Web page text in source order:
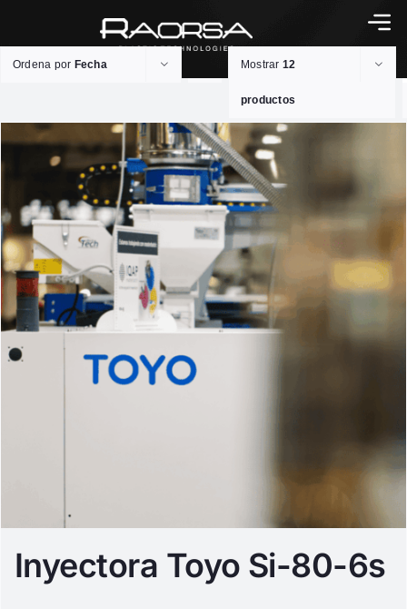
Ordena por Fecha Mostrar 12
productos
Inyectora Toyo Si-80-6s